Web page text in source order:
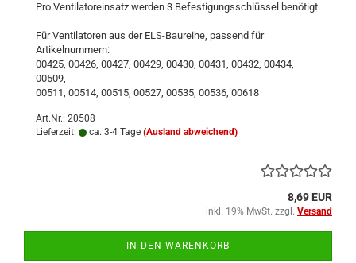
Pro Ventilatoreinsatz werden 3 Befestigungsschlüssel benötigt.
Für Ventilatoren aus der ELS-Baureihe, passend für
Artikelnummern:
00425, 00426, 00427, 00429, 00430, 00431, 00432, 00434,
00509,
00511, 00514, 00515, 00527, 00535, 00536, 00618
Art.Nr.: 20508
Lieferzeit:
ca. 3-4 Tage (Ausland abweichend)
8,69 EUR
inkl. 19% MwSt. zzgl. Versand
IN DEN WARENKORB